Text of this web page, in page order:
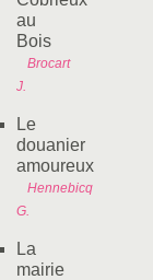
au
Bois
Brocart
J.
Le
douanier
amoureux
Hennebicq
G.
La
mairie